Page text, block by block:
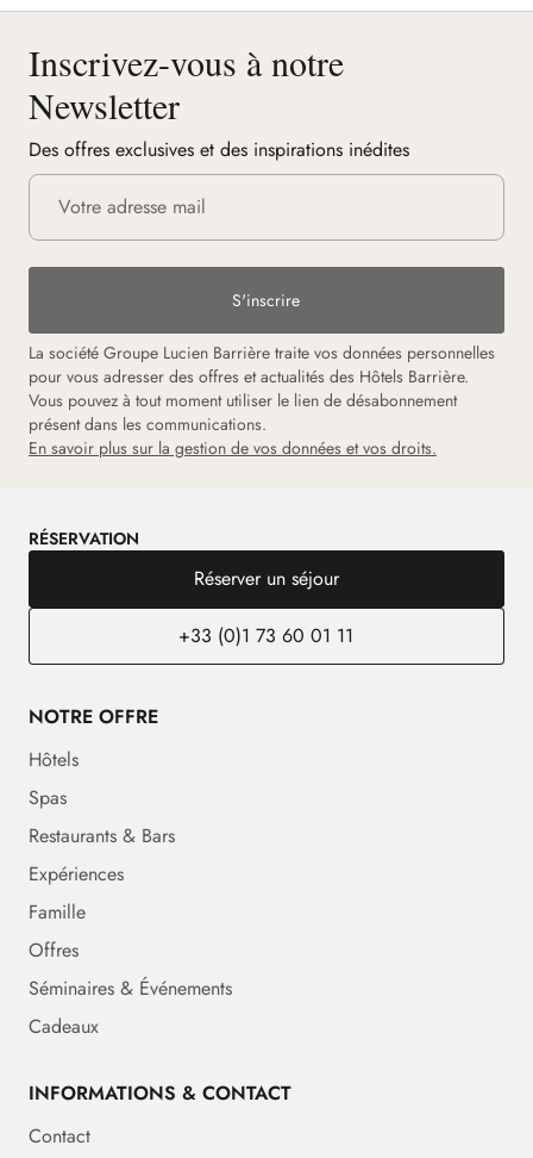
Inscrivez-vous à notre
Newsletter
Des offres exclusives et des inspirations inédites
S'inscrire
La société Groupe Lucien Barrière traite vos données personnelles
pour vous adresser des offres et actualités des Hôtels Barrière.
Vous pouvez à tout moment utiliser le lien de désabonnement
présent dans les communications.
En savoir plus sur la gestion de vos données et vos droits.
RÉSERVATION
Réserver un séjour
+33 (0)1 73 60 01 11
NOTRE OFFRE
Hôtels
Spas
Restaurants & Bars
Expériences
Famille
Offres
Séminaires & Événements
Cadeaux
INFORMATIONS & CONTACT
Contact